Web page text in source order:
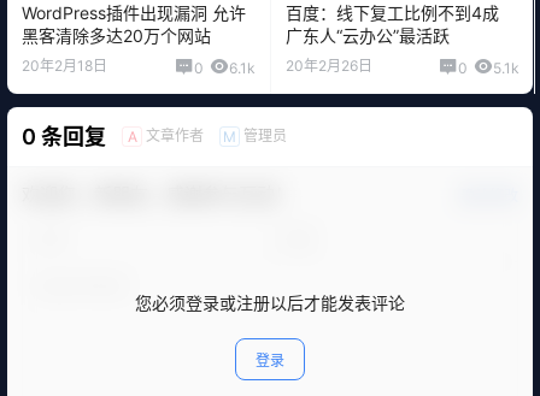
WordPress插件出现漏洞 允许
黑客清除多达20万个网站
20年2月18日 0 6.1k
百度：线下复工比例不到4成
广东人“云办公”最活跃
20年2月26日 0 5.1k
0 条回复 A 文章作者 M 管理员
您必须登录或注册以后才能发表评论
登录